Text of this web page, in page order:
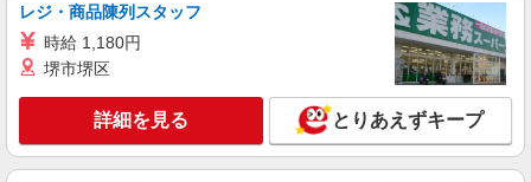
株式会社kotrio /●SD-H-1815667
福島市★病院でお掃除/食事の配膳など♪★激募
時給1450円〜2062円 ＜日払い有/週払い有/交
通費全支給(ガソリン代含む)＞
福島市 最寄り駅：福島
レジ・商品陳列スタッフ
時給 1,180円
堺市堺区
詳細を見る とりあえずキープ